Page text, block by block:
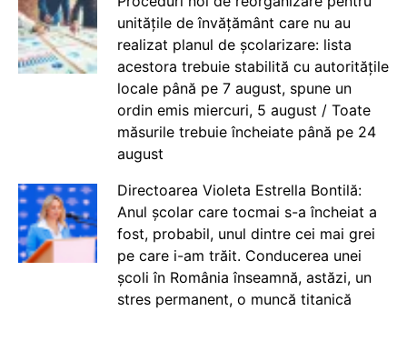
unitățile de învățământ care nu au
realizat planul de școlarizare: lista
acestora trebuie stabilită cu autoritățile
locale până pe 7 august, spune un
ordin emis miercuri, 5 august / Toate
măsurile trebuie încheiate până pe 24
august
Directoarea Violeta Estrella Bontilă:
Anul școlar care tocmai s-a încheiat a
fost, probabil, unul dintre cei mai grei
pe care i-am trăit. Conducerea unei
școli în România înseamnă, astăzi, un
stres permanent, o muncă titanică